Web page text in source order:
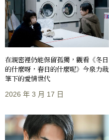
在親密裡仍能保留孤獨，觀看《冬日
的什麼呀，春日的什麼呢》今泉力哉
筆下的愛情世代
2026 年 3 月 17 日